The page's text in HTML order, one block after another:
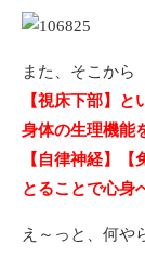
また、そこから
【視床下部】と
身体の生理機能
【自律神経】
とることで心身
え～っと、何や